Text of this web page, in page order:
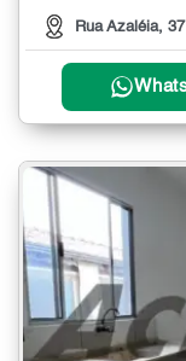
Rua Azaléia, 37